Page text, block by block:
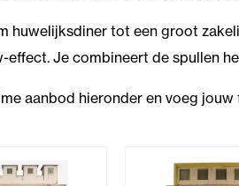
huwelijksdiner tot een groot
effect. Je combineert de spullen
aanbod hieronder en voeg